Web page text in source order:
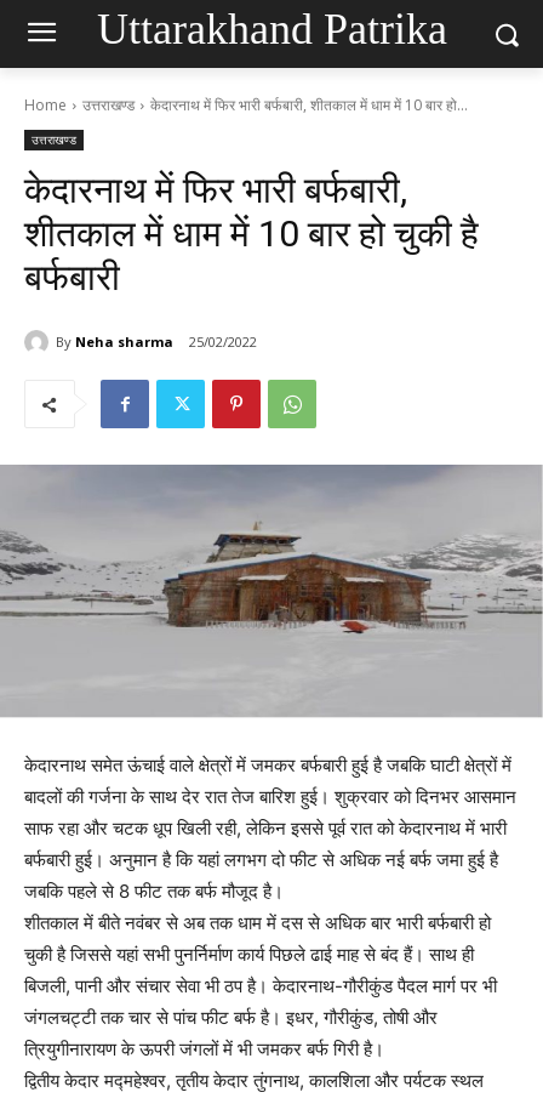
Uttarakhand Patrika
Home उत्तराखण्ड केदारनाथ में फिर भारी बर्फबारी, शीतकाल में धाम में 10 बार हो...
उत्तराखण्ड
केदारनाथ में फिर भारी बर्फबारी,
शीतकाल में धाम में 10 बार हो चुकी है
बर्फबारी
By Neha sharma 25/02/2022
केदारनाथ समेत ऊंचाई वाले क्षेत्रों में जमकर बर्फबारी हुई है जबकि घाटी क्षेत्रों में
बादलों की गर्जना के साथ देर रात तेज बारिश हुई। शुक्रवार को दिनभर आसमान
साफ रहा और चटक धूप खिली रही, लेकिन इससे पूर्व रात को केदारनाथ में भारी
बर्फबारी हुई। अनुमान है कि यहां लगभग दो फीट से अधिक नई बर्फ जमा हुई है
जबकि पहले से 8 फीट तक बर्फ मौजूद है।
शीतकाल में बीते नवंबर से अब तक धाम में दस से अधिक बार भारी बर्फबारी हो
चुकी है जिससे यहां सभी पुनर्निर्माण कार्य पिछले ढाई माह से बंद हैं। साथ ही
बिजली, पानी और संचार सेवा भी ठप है। केदारनाथ-गौरीकुंड पैदल मार्ग पर भी
जंगलचट्टी तक चार से पांच फीट बर्फ है। इधर, गौरीकुंड, तोषी और
त्रियुगीनारायण के ऊपरी जंगलों में भी जमकर बर्फ गिरी है।
द्वितीय केदार मद्महेश्वर, तृतीय केदार तुंगनाथ, कालशिला और पर्यटक स्थल